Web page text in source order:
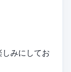
みにしてお